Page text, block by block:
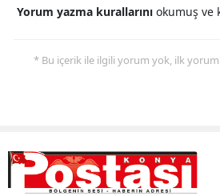
Yorum yazma kurallarını okumuş ve
* Bu içerik ile ilgili yorum yok, ilk